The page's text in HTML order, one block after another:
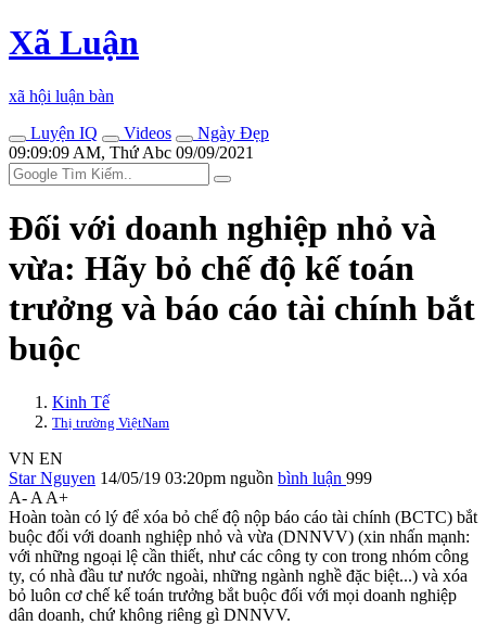
Xã Luận
xã hội luận bàn
Luyện IQ
Videos
Ngày Đẹp
09:09:09 AM, Thứ Abc 09/09/2021
Đối với doanh nghiệp nhỏ và
vừa: Hãy bỏ chế độ kế toán
trưởng và báo cáo tài chính bắt
buộc
Kinh Tế
Thị trường ViệtNam
VN EN
Star Nguyen 14/05/19 03:20pm nguồn bình luận 999
A- A A+
Hoàn toàn có lý để xóa bỏ chế độ nộp báo cáo tài chính (BCTC) bắt
buộc đối với doanh nghiệp nhỏ và vừa (DNNVV) (xin nhấn mạnh:
với những ngoại lệ cần thiết, như các công ty con trong nhóm công
ty, có nhà đầu tư nước ngoài, những ngành nghề đặc biệt...) và xóa
bỏ luôn cơ chế kế toán trưởng bắt buộc đối với mọi doanh nghiệp
dân doanh, chứ không riêng gì DNNVV.